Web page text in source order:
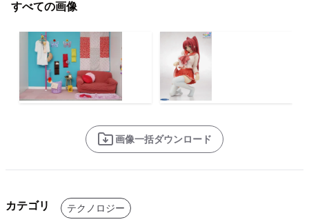
すべての画像
画像一括ダウンロード
カテゴリ テクノロジー